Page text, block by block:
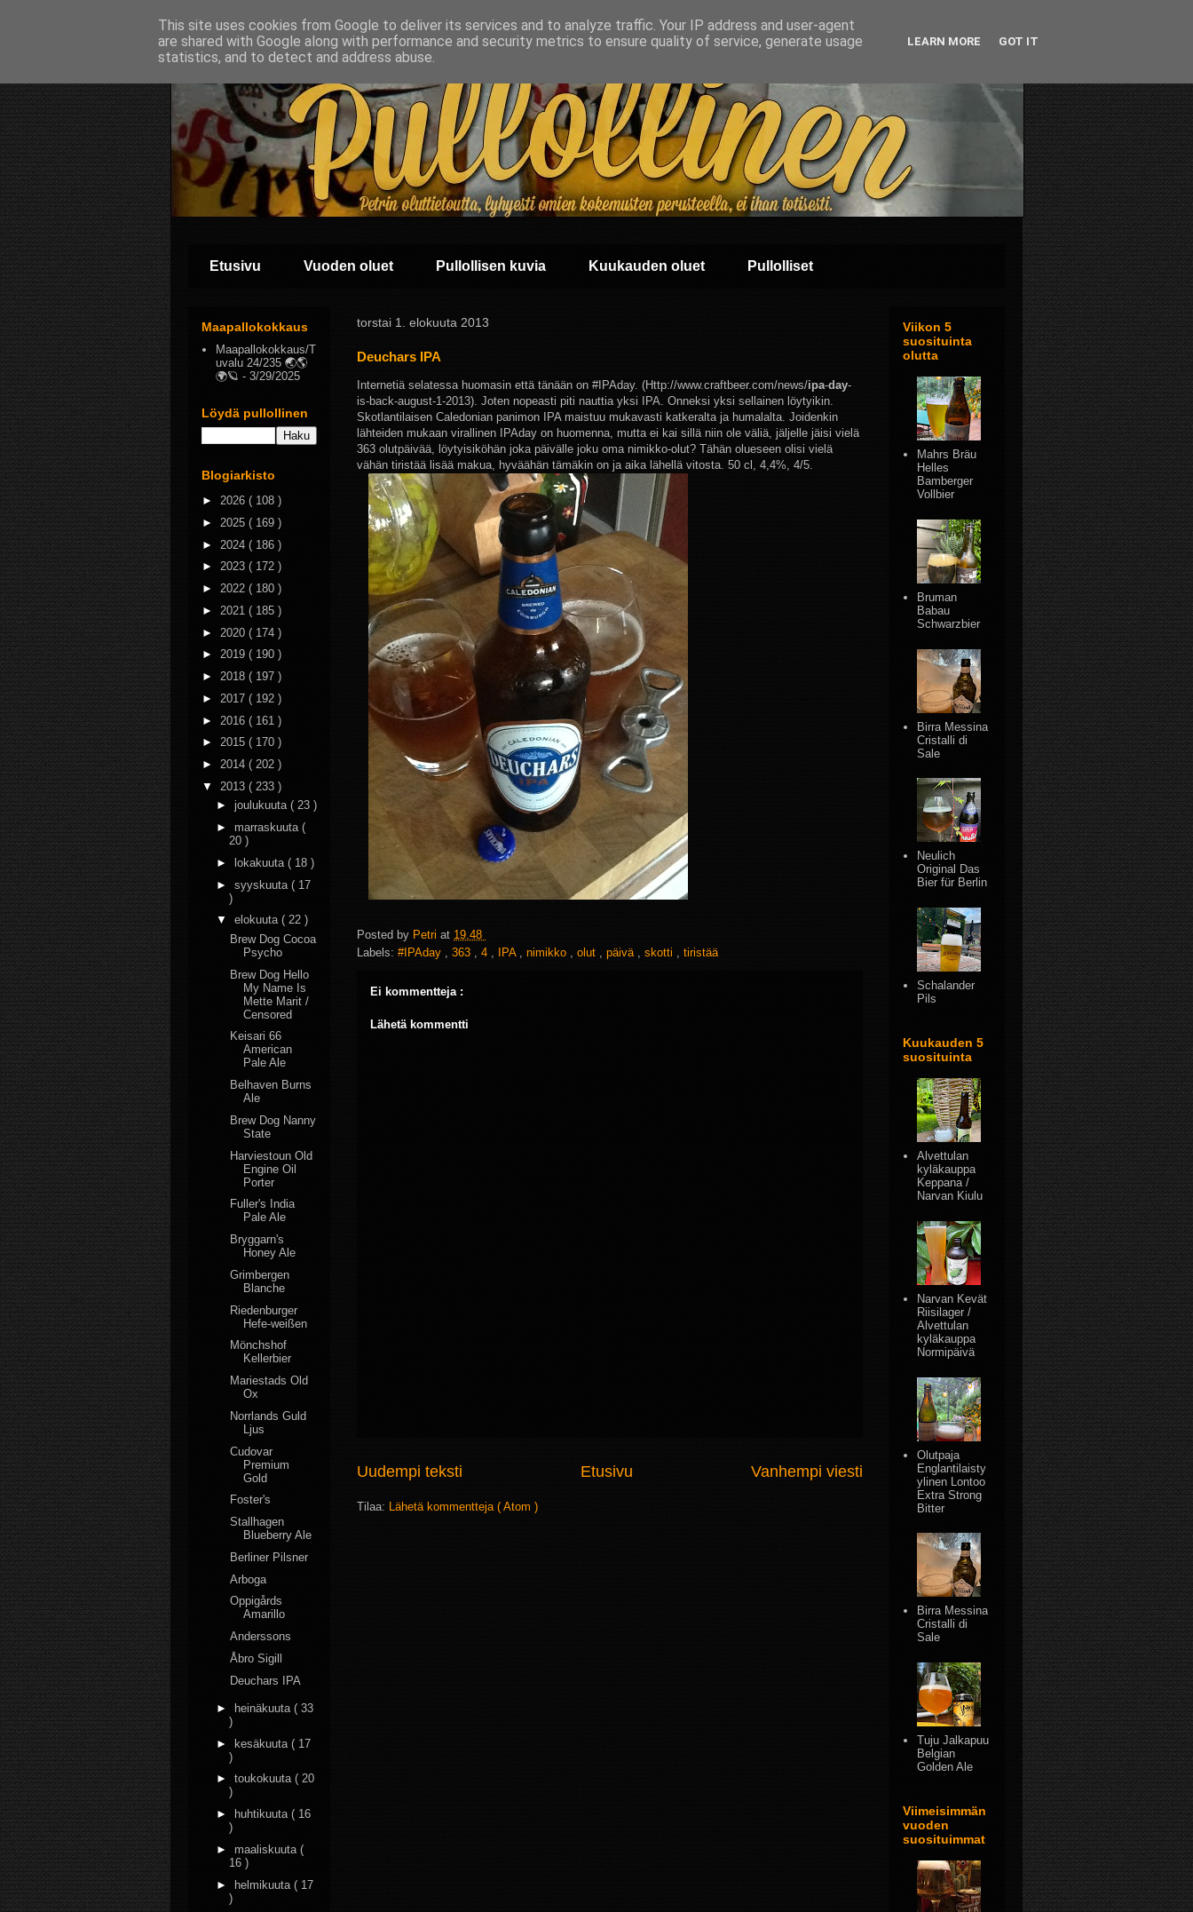
Etusivu Vuoden oluet Pullollisen kuvia Kuukauden oluet Pullolliset
torstai 1. elokuuta 2013
Deuchars IPA
Internetiä selatessa huomasin että tänään on #IPAday. (Http://www.craftbeer.com/news/ipa-day-
is-back-august-1-2013). Joten nopeasti piti nauttia yksi IPA. Onneksi yksi sellainen löytyikin.
Skotlantilaisen Caledonian panimon IPA maistuu mukavasti katkeralta ja humalalta. Joidenkin
lähteiden mukaan virallinen IPAday on huomenna, mutta ei kai sillä niin ole väliä, jäljelle jäisi vielä
363 olutpäivää, löytyisiköhän joka päivälle joku oma nimikko-olut? Tähän olueseen olisi vielä
vähän tiristää lisää makua, hyväähän tämäkin on ja aika lähellä vitosta. 50 cl, 4,4%, 4/5.
Posted by Petri at 19.48
Labels: #IPAday 363 4 IPA nimikko olut päivä skotti tiristää
Ei kommentteja :
Lähetä kommentti
Uudempi teksti Vanhempi viesti
Etusivu
Tilaa: Lähetä kommentteja ( Atom )
Maapallokokkaus
Maapallokokkaus/T
uvalu 24/235 🌏🌎
🌍🪐 - 3/29/2025
Löydä pullollinen
Blogiarkisto
► 2026 ( 108 )
► 2025 ( 169 )
► 2024 ( 186 )
► 2023 ( 172 )
► 2022 ( 180 )
► 2021 ( 185 )
► 2020 ( 174 )
► 2019 ( 190 )
► 2018 ( 197 )
► 2017 ( 192 )
► 2016 ( 161 )
► 2015 ( 170 )
► 2014 ( 202 )
▼ 2013 ( 233 )
► joulukuuta ( 23 )
► marraskuuta (
20 )
►
lokakuuta ( 18 )
► syyskuuta ( 17
)
▼ elokuuta ( 22 )
Brew Dog Cocoa
Psycho
Brew Dog Hello
My Name Is
Mette Marit /
Censored
Keisari 66
American
Pale Ale
Belhaven Burns
Ale
Brew Dog Nanny
State
Harviestoun Old
Engine Oil
Porter
Fuller's India
Pale Ale
Bryggarn's
Honey Ale
Grimbergen
Blanche
Riedenburger
Hefe-weißen
Mönchshof
Kellerbier
Mariestads Old
Ox
Norrlands Guld
Ljus
Cudovar
Premium
Gold
Foster's
Stallhagen
Blueberry Ale
Berliner Pilsner
Arboga
Oppigårds
Amarillo
Anderssons
Åbro Sigill
Deuchars IPA
► heinäkuuta ( 33
)
► kesäkuuta ( 17
)
► toukokuuta ( 20
)
►
huhtikuuta ( 16
)
► maaliskuuta (
16 )
► helmikuuta ( 17
)
Viikon 5
suosituinta
olutta
Mahrs Bräu
Helles
Bamberger
Vollbier
Bruman
Babau
Schwarzbier
Birra Messina
Cristalli di
Sale
Neulich
Original Das
Bier für Berlin
Schalander
Pils
Kuukauden 5
suosituinta
Alvettulan
kyläkauppa
Keppana /
Narvan Kiulu
Narvan Kevät
Riisilager /
Alvettulan
kyläkauppa
Normipäivä
Olutpaja
Englantilaisty
ylinen Lontoo
Extra Strong
Bitter
Birra Messina
Cristalli di
Sale
Tuju Jalkapuu
Belgian
Golden Ale
Viimeisimmän
vuoden
suosituimmat
This site uses cookies from Google to deliver its services and to analyze traffic. Your IP address and user-agent
are shared with Google along with performance and security metrics to ensure quality of service, generate usage
statistics, and to detect and address abuse.
LEARN MORE GOT IT